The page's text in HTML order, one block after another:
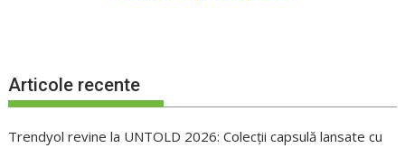
Articole recente
Trendyol revine la UNTOLD 2026: Colecții capsulă lansate cu